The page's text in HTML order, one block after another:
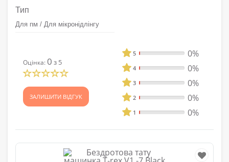
Тип
Для пм / Для мікронідлінгу
Оцінка: 0 з 5
ЗАЛИШИТИ ВІДГУК
5 0%
4 0%
3 0%
2 0%
1 0%